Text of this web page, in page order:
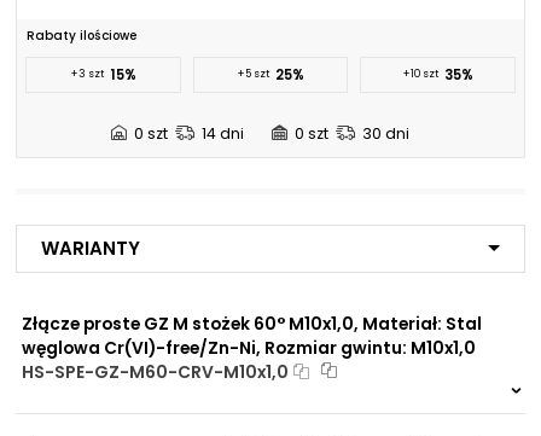
NIP: PL 884 282 31 43
KRS: 0001073679
Projekty:
+48 732 527 128
www.powerhydraulics.eu
Engineering for motion
F2 - Gwint wewnętrzny:
H1 - Rozmiar na klucz: 19 mm
H3 - Rozmiar na klucz: 19 mm
Przemysł górniczy
Przemysł okrętowy
Olej napędowy
Azot
Olej hydrauliczny
Próżnia
Sprężone powietrze
Glikol
Rabaty ilościowe
+3 szt 15% +5 szt 25% +10 szt 35%
0 szt 14 dni 0 szt 30 dni
Warianty
Złącze proste GZ M stożek 60° M10x1,0, Materiał: Stal
węglowa Cr(VI)-free/Zn-Ni, Rozmiar gwintu: M10x1,0
HS-SPE-GZ-M60-CRV-M10x1,0